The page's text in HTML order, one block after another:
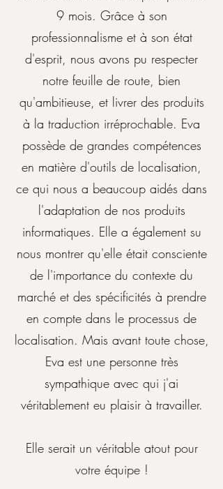
9 mois. Grâce à son
professionnalisme et à son état
d'esprit, nous avons pu respecter
notre feuille de route, bien
qu'ambitieuse, et livrer des produits
à la traduction irréprochable. Eva
possède de grandes compétences
en matière d'outils de localisation,
ce qui nous a beaucoup aidés dans
l'adaptation de nos produits
informatiques. Elle a également su
nous montrer qu'elle était consciente
de l'importance du contexte du
marché et des spécificités à prendre
en compte dans le processus de
localisation. Mais avant toute chose,
Eva est une personne très
sympathique avec qui j'ai
véritablement eu plaisir à travailler.
Elle serait un véritable atout pour
votre équipe !